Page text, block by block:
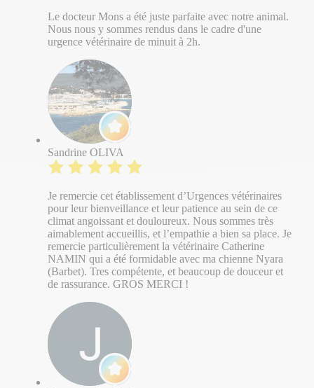
Le docteur Mons a été juste parfaite avec notre animal.
Nous nous y sommes rendus dans le cadre d'une
urgence vétérinaire de minuit à 2h.
Sandrine OLIVA
Je remercie cet établissement d’Urgences vétérinaires
pour leur bienveillance et leur patience au sein de ce
climat angoissant et douloureux. Nous sommes très
aimablement accueillis, et l’empathie a bien sa place. Je
remercie particulièrement la vétérinaire Catherine
NAMIN qui a été formidable avec ma chienne Nyara
(Barbet). Tres compétente, et beaucoup de douceur et
de rassurance. GROS MERCI !